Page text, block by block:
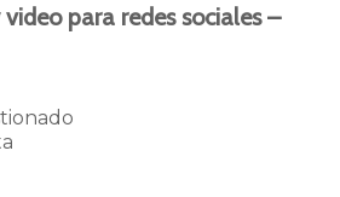
para redes sociales –